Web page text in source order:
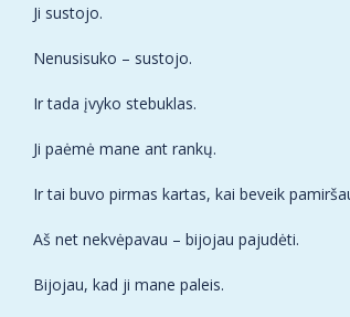
Ji sustojo.
Nenusisuko – sustojo.
Ir tada įvyko stebuklas.
Ji paėmė mane ant rankų.
Ir tai buvo pirmas kartas, kai beveik
Aš net nekvėpavau – bijojau pajudėti.
Bijojau, kad ji mane paleis.